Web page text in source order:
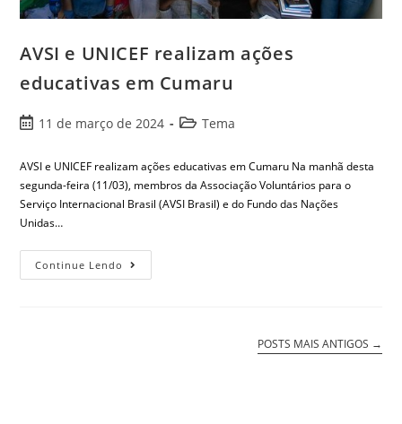
AVSI e UNICEF realizam ações
educativas em Cumaru
11 de março de 2024 Tema
AVSI e UNICEF realizam ações educativas em Cumaru Na manhã desta
segunda-feira (11/03), membros da Associação Voluntários para o
Serviço Internacional Brasil (AVSI Brasil) e do Fundo das Nações
Unidas…
Continue Lendo
POSTS MAIS ANTIGOS →